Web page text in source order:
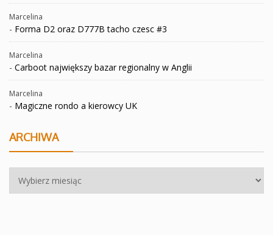
Marcelina
- Forma D2 oraz D777B tacho czesc #3
Marcelina
- Carboot największy bazar regionalny w Anglii
Marcelina
- Magiczne rondo a kierowcy UK
ARCHIWA